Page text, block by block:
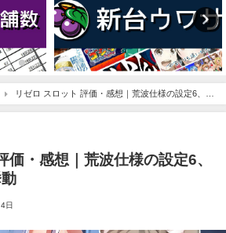
リゼロ スロット 評価・感想｜荒波仕様の設定6、死
価・感想｜荒波仕様の設定6、
日